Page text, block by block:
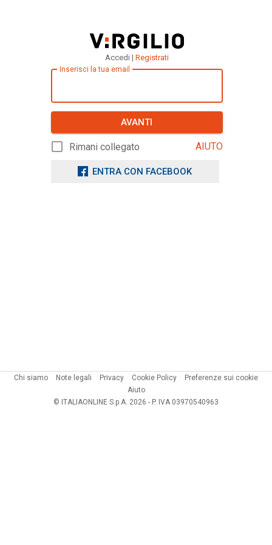
Accedi | Registrati
Inserisci la tua email
AVANTI
Rimani collegato AIUTO
ENTRA CON FACEBOOK
Chi siamo Note legali Privacy Cookie Policy
Preferenze sui cookie
Aiuto
© ITALIAONLINE S.p.A. 2026 - P. IVA 03970540963